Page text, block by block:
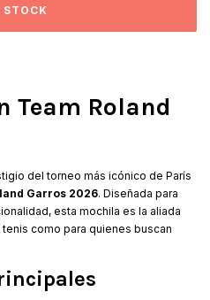
Team Roland
del torneo más icónico de París
Garros 2026. Diseñada para
esta mochila es la aliada
como para quienes buscan